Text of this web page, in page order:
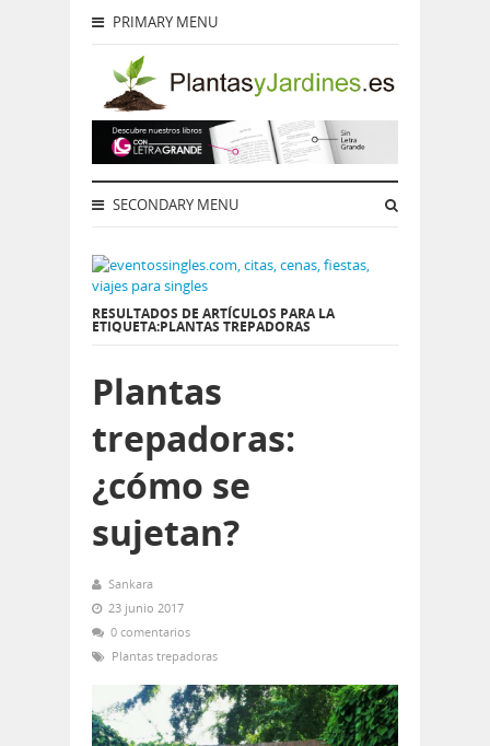
PRIMARY MENU
SECONDARY MENU
RESULTADOS DE ARTÍCULOS PARA LA
ETIQUETA:PLANTAS TREPADORAS
Plantas
trepadoras:
¿cómo se
sujetan?
Sankara
23 junio 2017
0 comentarios
Plantas trepadoras